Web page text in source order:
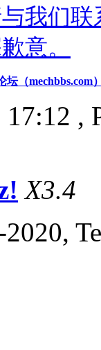
我们
意。
坛（mechbbs.com
,
X3.4